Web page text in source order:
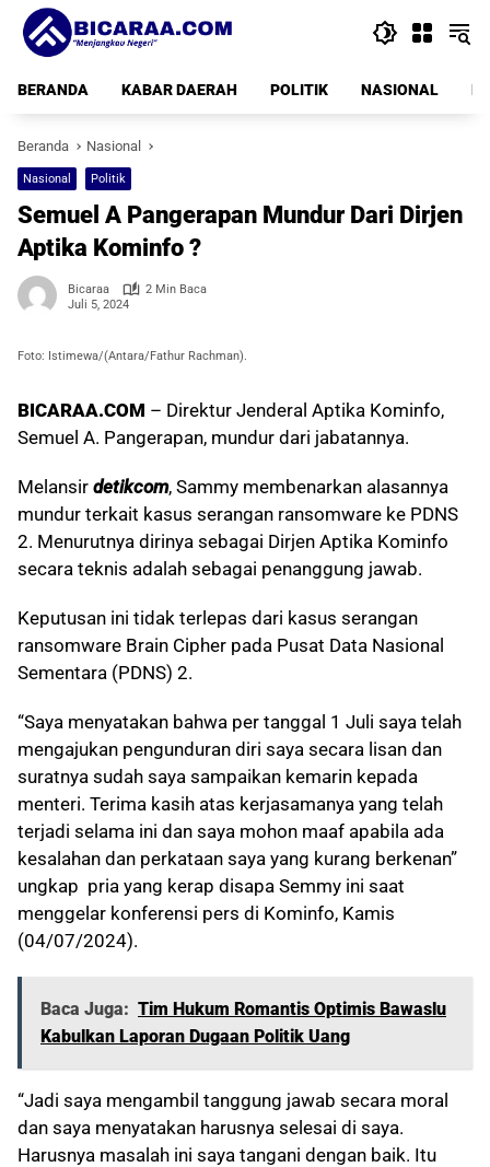
Langsung
konten
BERANDA
KABAR DAERAH POLITIK NASIONAL
Beranda Nasional
Nasional Politik
Semuel A Pangerapan Mundur Dari Dirjen
Aptika Kominfo ?
Bicaraa
2 Min Baca
Juli 5, 2024
Foto: Istimewa/(Antara/Fathur Rachman).
BICARAA.COM – Direktur Jenderal Aptika Kominfo,
Semuel A. Pangerapan, mundur dari jabatannya.
Melansir detikcom, Sammy membenarkan alasannya
mundur terkait kasus serangan ransomware ke PDNS
2. Menurutnya dirinya sebagai Dirjen Aptika Kominfo
secara teknis adalah sebagai penanggung jawab.
Keputusan ini tidak terlepas dari kasus serangan
ransomware Brain Cipher pada Pusat Data Nasional
Sementara (PDNS) 2.
“Saya menyatakan bahwa per tanggal 1 Juli saya telah
mengajukan pengunduran diri saya secara lisan dan
suratnya sudah saya sampaikan kemarin kepada
menteri. Terima kasih atas kerjasamanya yang telah
terjadi selama ini dan saya mohon maaf apabila ada
kesalahan dan perkataan saya yang kurang berkenan”
ungkap pria yang kerap disapa Semmy ini saat
menggelar konferensi pers di Kominfo, Kamis
(04/07/2024).
Baca Juga: Tim Hukum Romantis Optimis Bawaslu
Kabulkan Laporan Dugaan Politik Uang
“Jadi saya mengambil tanggung jawab secara moral
dan saya menyatakan harusnya selesai di saya.
Harusnya masalah ini saya tangani dengan baik. Itu